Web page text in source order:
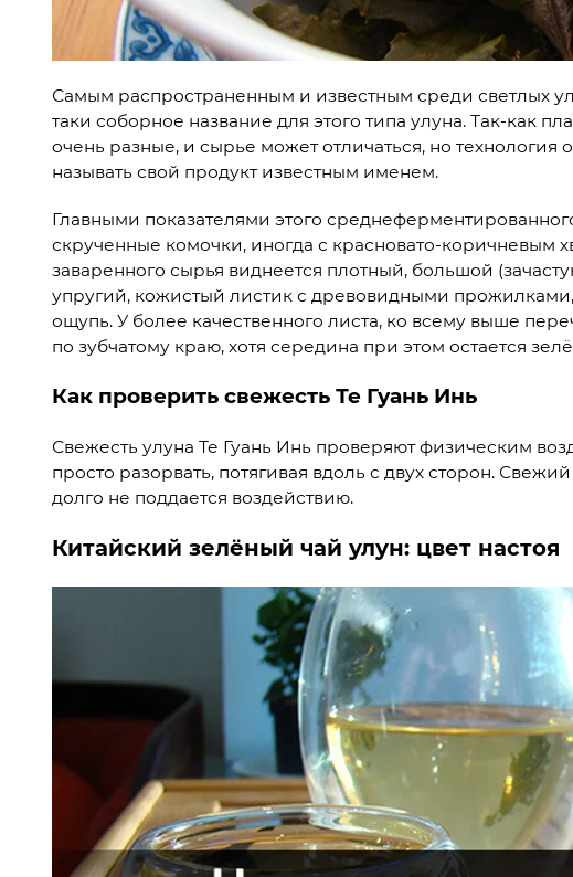
Самым распространенным и известным среди светлых
таки соборное название для этого типа улуна. Так-как
очень разные, и сырье может отличаться, но
называть свой продукт известным именем.
Главными показателями этого
скрученные комочки, иногда с красновато-коричневым
заваренного сырья виднеется плотный, большой
упругий, кожистый листик с древовидными
ощупь. У более качественного листа, ко всему выше
по зубчатому краю, хотя середина при этом остается
Как проверить свежесть Те Гуань Инь
Свежесть улуна Те Гуань Инь проверяют физическим
просто разорвать, потягивая вдоль с двух сторон.
долго не поддается воздействию.
Китайский зелёный чай улун: цвет настоя